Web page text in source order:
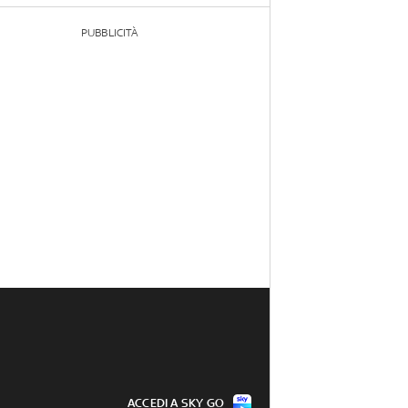
PUBBLICITÀ
ACCEDI A SKY GO